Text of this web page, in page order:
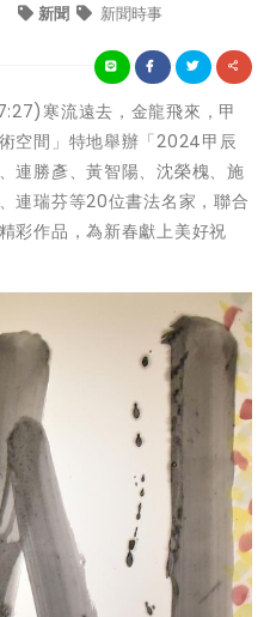
新聞 新聞時事
寒流遠去，金龍飛來，甲
空間」特地舉辦「2024甲辰
連勝彥、黃智陽、沈榮槐、施
連瑞芬等20位書法名家，聯合
彩作品，為新春獻上美好祝